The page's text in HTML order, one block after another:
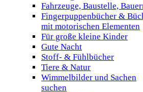
Fahrzeuge, Baustelle,
Fingerpuppenbücher &
mit motorischen Elementen
Für große kleine Kinder
Gute Nacht
Stoff- & Fühlbücher
Tiere & Natur
Wimmelbilder und Sachen
suchen